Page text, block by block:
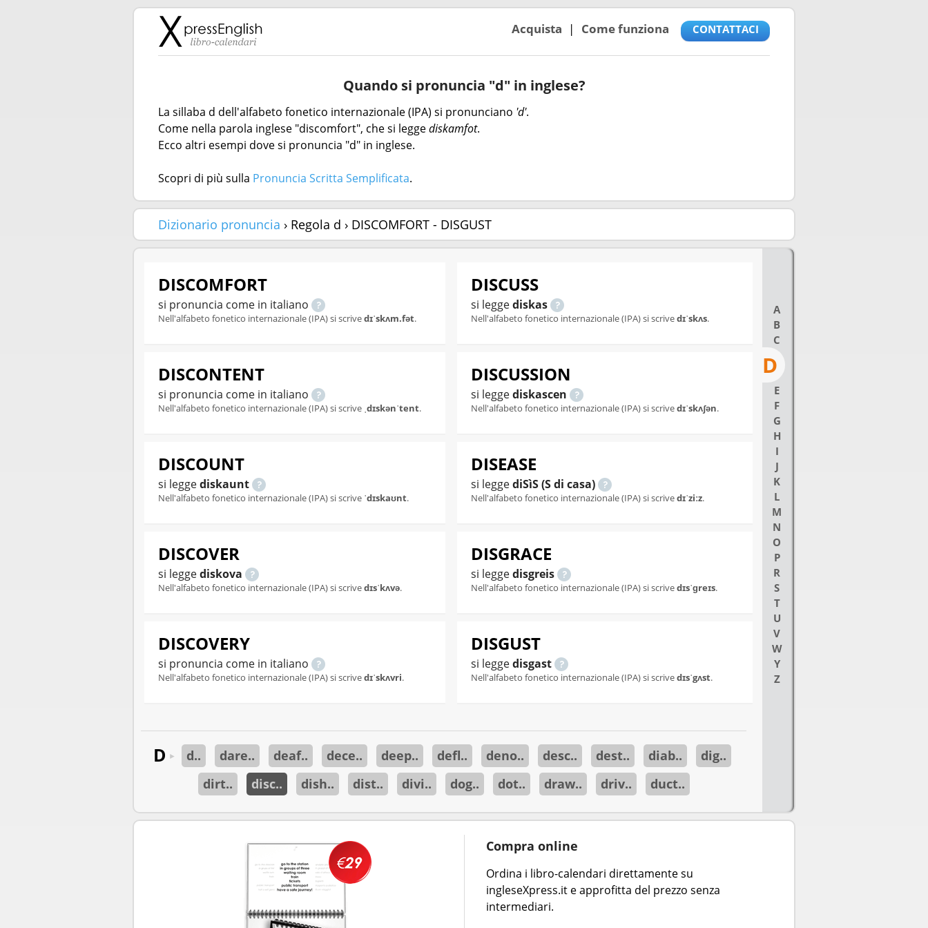
Acquista Come funziona CONTATTACI
Quando si pronuncia "d" in inglese?
La sillaba d dell'alfabeto fonetico internazionale (IPA) si pronunciano 'd'.
Come nella parola inglese "discomfort", che si leggediskamfot.
Ecco altri esempi dove si pronuncia "d" in inglese.
Scopri di più sulla Pronuncia Scritta Semplificata.
Dizionario pronuncia › Regola d › DISCOMFORT - DISGUST
A
B
C
D
E
F
G
H
I
J
K
L
M
N
O
P
R
S
T
U
V
W
Y
Z
DISCOMFORT
si pronuncia come in italiano
Nell'alfabeto fonetico internazionale (IPA) si scrivedɪˈskʌm.fət.
DISCONTENT
si pronuncia come in italiano
Nell'alfabeto fonetico internazionale (IPA) si scrive ˌdɪskənˈtent.
DISCOUNT
si leggediskaunt
Nell'alfabeto fonetico internazionale (IPA) si scrive ˈdɪskaʊnt.
DISCOVER
si leggediskova
Nell'alfabeto fonetico internazionale (IPA) si scrivedɪsˈkʌvə.
DISCOVERY
si pronuncia come in italiano
Nell'alfabeto fonetico internazionale (IPA) si scrivedɪˈskʌvri.
DISCUSS
si leggediskas
Nell'alfabeto fonetico internazionale (IPA) si scrivedɪˈskʌs.
DISCUSSION
si leggediskascen
Nell'alfabeto fonetico internazionale (IPA) si scrivedɪˈskʌʃən.
DISEASE
si leggediSìS (S di casa)
Nell'alfabeto fonetico internazionale (IPA) si scrivedɪˈziːz.
DISGRACE
si leggedisgreis
Nell'alfabeto fonetico internazionale (IPA) si scrivedɪsˈɡreɪs.
DISGUST
si leggedisgast
Nell'alfabeto fonetico internazionale (IPA) si scrivedɪsˈgʌst.
D ► d.. dare.. deaf.. dece.. deep.. defl.. deno.. desc.. dest.. diab..
dig..
dirt..
disc.. dish.. dist.. divi.. dog.. dot.. draw.. driv.. duct..
Compra online
Ordina i libro-calendari direttamente su
ingleseXpress.it e approfitta del prezzo senza
intermediari.